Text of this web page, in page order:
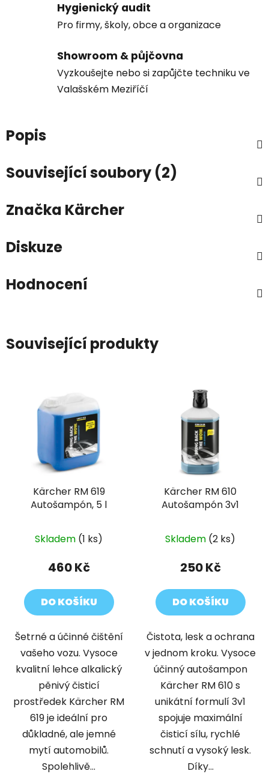
Hygienický audit
Pro firmy, školy, obce a organizace
Showroom & půjčovna
Vyzkoušejte nebo si zapůjčte techniku ve
Valašském Meziříčí
Popis
Související soubory (2)
Značka Kärcher
Diskuze
Hodnocení
Související produkty
Kärcher RM 619
Autošampón, 5 l
Skladem (1 ks)
460 Kč
DO KOŠÍKU
Šetrné a účinné čištění
vašeho vozu. Vysoce
kvalitní lehce alkalický
pěnivý čisticí
prostředek Kärcher RM
619 je ideální pro
důkladné, ale jemné
mytí automobilů.
Spolehlivě...
Kärcher RM 610
Autošampón 3v1
Skladem (2 ks)
250 Kč
DO KOŠÍKU
Čistota, lesk a ochrana
v jednom kroku. Vysoce
účinný autošampon
Kärcher RM 610 s
unikátní formulí 3v1
spojuje maximální
čisticí sílu, rychlé
schnutí a vysoký lesk.
Díky...